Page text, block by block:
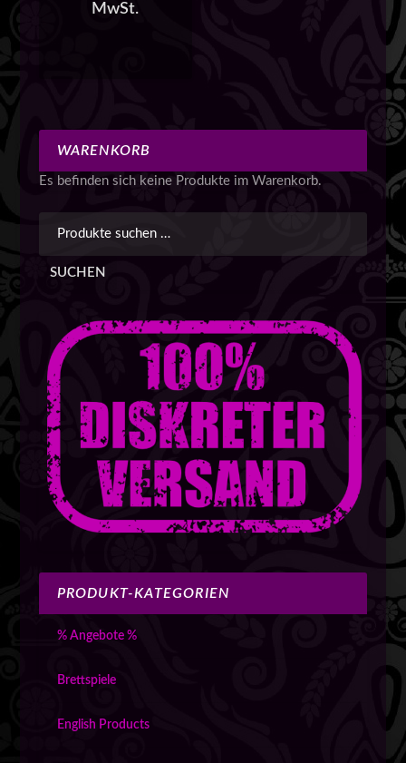
MwSt.
WARENKORB
Es befinden sich keine Produkte im Warenkorb.
SUCHEN
PRODUKT-KATEGORIEN
% Angebote %
Brettspiele
English Products